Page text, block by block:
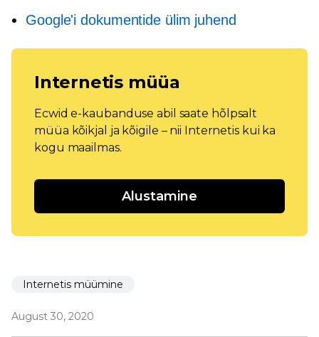
Google'i dokumentide ülim juhend
Internetis müüa
Ecwid e-kaubanduse abil saate hõlpsalt
müüa kõikjal ja kõigile – nii Internetis kui ka
kogu maailmas.
Alustamine
Internetis müümine
August 30, 2020